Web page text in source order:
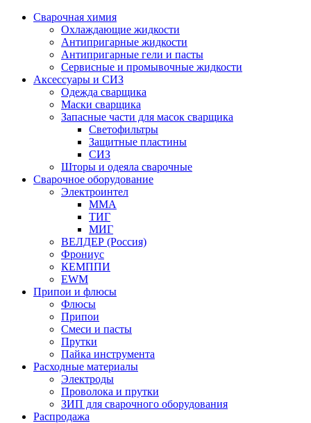
Сварочная химия
Охлаждающие жидкости
Антипригарные жидкости
Антипригарные гели и пасты
Сервисные и промывочные жидкости
Аксессуары и СИЗ
Одежда сварщика
Маски сварщика
Запасные части для масок сварщика
Светофильтры
Защитные пластины
СИЗ
Шторы и одеяла сварочные
Сварочное оборудование
Электроинтел
ММА
ТИГ
МИГ
ВЕЛДЕР (Россия)
Фрониус
КЕМППИ
EWM
Припои и флюсы
Флюсы
Припои
Смеси и пасты
Прутки
Пайка инструмента
Расходные материалы
Электроды
Проволока и прутки
ЗИП для сварочного оборудования
Распродажа